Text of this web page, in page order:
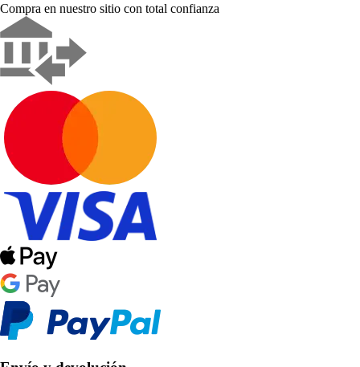
Compra en nuestro sitio con total confianza